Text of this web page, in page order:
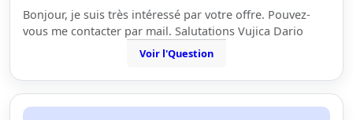
Bonjour, je suis très intéressé par votre offre. Pouvez-
vous me contacter par mail. Salutations Vujica Dario
Voir l'Question